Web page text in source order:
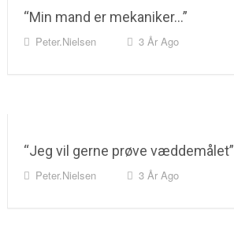
“Min mand er mekaniker…”
Peter.nielsen 3 År Ago
“Jeg vil gerne prøve væddemålet”
Peter.nielsen 3 År Ago